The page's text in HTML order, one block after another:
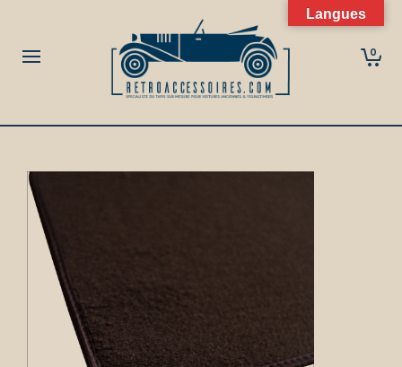
0
Langues